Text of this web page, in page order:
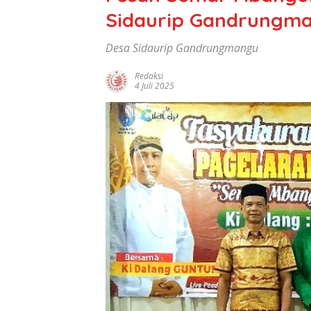
Sidaurip
Desa Sidaurip Gandrungmangu
Redaksi
4 Juli 2025